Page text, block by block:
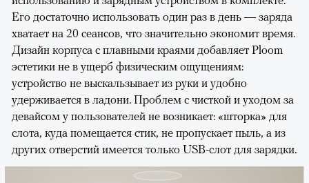
Его достаточно использовать один раз в день — заряда
хватает на 20 сеансов, что значительно экономит время.
Дизайн корпуса с плавными краями добавляет Ploom
эстетики не в ущерб физическим ощущениям:
устройство не выскальзывает из руки и удобно
удерживается в ладони. Проблем с чисткой и уходом за
девайсом у пользователей не возникает: «шторка» для
слота, куда помещается стик, не пропускает пыль, а из
других отверстий имеется только USB-слот для зарядки.